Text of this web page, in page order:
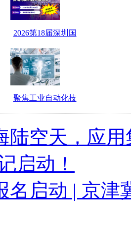
2026第18届深圳国
聚焦工业自动化技
陆空天，应
启动！
名启动 | 京津